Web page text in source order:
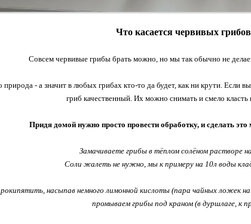
Что касается червивых грибов
Совсем червивые грибы брать можно, но мы так обычно не
природа - а значит в любых грибах кто-то да будет, как ни крути. Если
гриб качественный. Их можно снимать и смело класть
Придя домой нужно просто провести обработку, и сделать
Замачиваете грибы в тёплом солёном растворе
Соли жалеть не нужно, мы к примеру на 10л воды
насыпав немного лимонной кислоты (пара чайных ложек
промываем грибы под краном (в дуршлаге, к